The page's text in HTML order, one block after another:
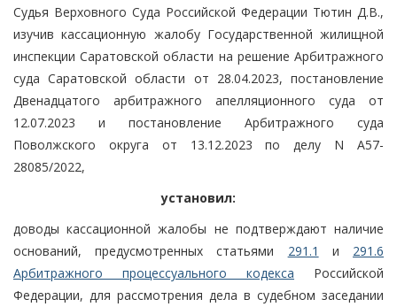
Судья Верховного Суда Российской Федерации Тютин Д.В.,
изучив кассационную жалобу Государственной жилищной
инспекции Саратовской области на решение Арбитражного
суда Саратовской области от 28.04.2023, постановление
Двенадцатого арбитражного апелляционного суда от
12.07.2023 и постановление Арбитражного суда
Поволжского округа от 13.12.2023 по делу N А57-
28085/2022,
установил:
доводы кассационной жалобы не подтверждают наличие
оснований, предусмотренных статьями 291.1 и 291.6
Арбитражного процессуального кодекса Российской
Федерации, для рассмотрения дела в судебном заседании